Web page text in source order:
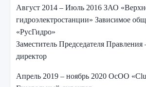
Август 2014 – Июль 2016 ЗАО
гидроэлектростанции» Зависимое
«РусГидро»
Заместитель Председателя
директор
Апрель 2019 – ноябрь 2020 ОсОО